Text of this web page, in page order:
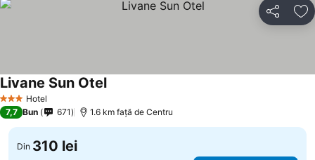
Distribuiți
3 SteleHotel
Livane Sun OtelVedeți prețurile
7,7 Bun 671 1.6 km faţă de Centru
Din 310 lei